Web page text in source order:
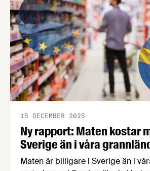
Ny rapport: Maten kostar
Sverige än i våra
15 DECEMBER 2025
Maten är billigare i Sverige än i